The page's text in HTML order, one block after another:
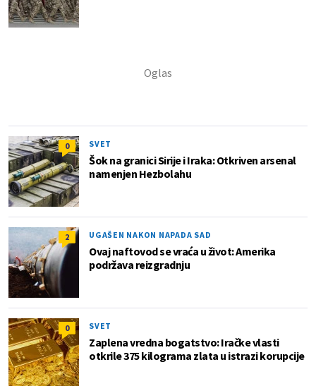
0 SVET
Šok na granici Sirije i Iraka: Otkriven arsenal
namenjen Hezbolahu
2 UGAŠEN NAKON NAPADA SAD
Ovaj naftovod se vraća u život: Amerika
podržava reizgradnju
0 SVET
Zaplena vredna bogatstvo: Iračke vlasti
otkrile 375 kilograma zlata u istrazi korupcije